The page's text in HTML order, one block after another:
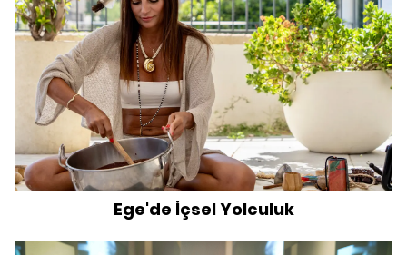
Ege'de İçsel Yolculuk